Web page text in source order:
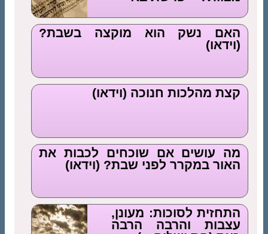
האם נשק הוא מוקצה בשבת?
(וידאו)
קצת מהלכות חנוכה (וידאו)
מה עושים אם שוכחים לכבות את
האור במקרר לפני שבת? (וידאו)
התחזית לסוכות: מעונן,
עצבות והרבה הרבה